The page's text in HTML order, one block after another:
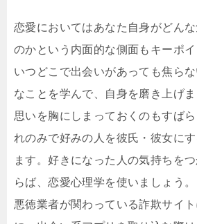
恋愛においてはあなた自身がどん
のかという内面的な側面もキーポイ
いつどこで出会いがあっても焦ら
なことを学んで、自身を磨き上げま
思いを胸にしまっておくのもすば
れのみで好みの人を彼氏・彼女に
ます。好きになった人の気持ちを
らば、恋愛心理学を使いましょう。
悪徳業者が関わっている詐欺サイ